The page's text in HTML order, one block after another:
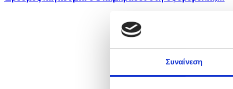
Συναίνεση